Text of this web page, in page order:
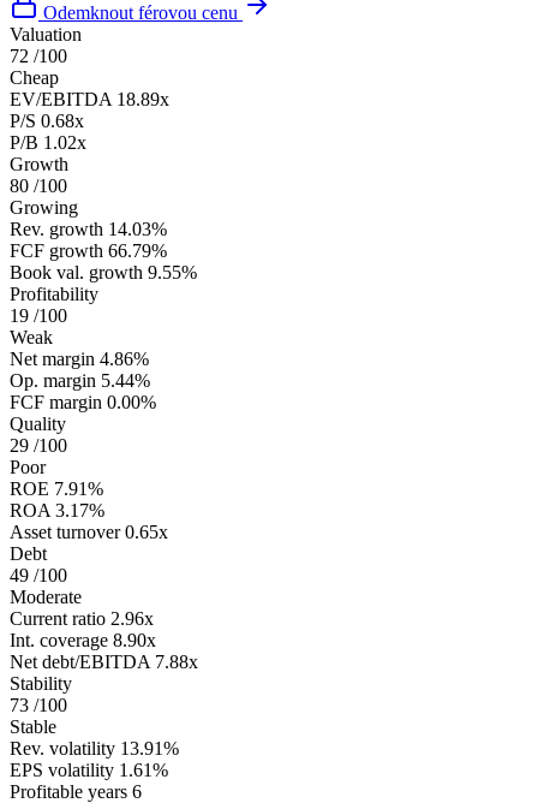
Odemknout férovou cenu
Valuation
72 /100
Cheap
EV/EBITDA 18.89x
P/S 0.68x
P/B 1.02x
Growth
80 /100
Growing
Rev. growth 14.03%
FCF growth 66.79%
Book val. growth 9.55%
Profitability
19 /100
Weak
Net margin 4.86%
Op. margin 5.44%
FCF margin 0.00%
Quality
29 /100
Poor
ROE 7.91%
ROA 3.17%
Asset turnover 0.65x
Debt
49 /100
Moderate
Current ratio 2.96x
Int. coverage 8.90x
Net debt/EBITDA 7.88x
Stability
73 /100
Stable
Rev. volatility 13.91%
EPS volatility 1.61%
Profitable years 6